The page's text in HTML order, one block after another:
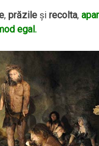
,prăzile şirecolta,
egal.